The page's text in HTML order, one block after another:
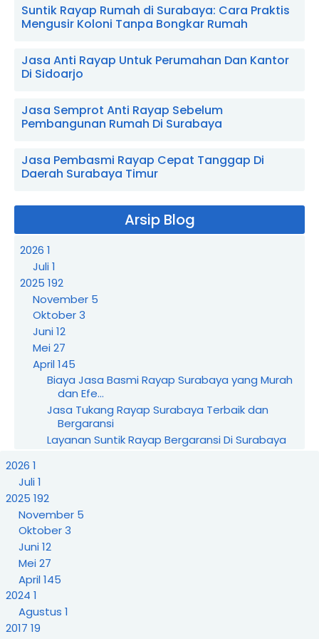
Suntik Rayap Rumah di Surabaya: Cara Praktis
Mengusir Koloni Tanpa Bongkar Rumah
Jasa Anti Rayap Untuk Perumahan Dan Kantor
Di Sidoarjo
Jasa Semprot Anti Rayap Sebelum
Pembangunan Rumah Di Surabaya
Jasa Pembasmi Rayap Cepat Tanggap Di
Daerah Surabaya Timur
Arsip Blog
2026 1
Juli1
2025 192
November 5
Oktober3
Juni12
Mei27
April145
Biaya Jasa Basmi Rayap Surabaya yang Murah
dan Efe...
Jasa Tukang Rayap Surabaya Terbaik dan
Bergaransi
Layanan Suntik Rayap Bergaransi Di Surabaya
Berapa Biaya Suntik Rayap Untuk Rumah Di
Surabaya
Rekomendasi Jasa Suntik Rayap Terbaik Di
Harga Suntik Rayap Rumah Dan Gedung Di
Surabaya
Jasa Suntik Rayap Profesional Di Surabaya
Jasa Semprot Rayap Untuk Bangunan Baru Di
2026 1
Juli1
2025 192
November 5
Oktober3
Juni12
Mei27
April145
2024 1
Agustus 1
2017 19